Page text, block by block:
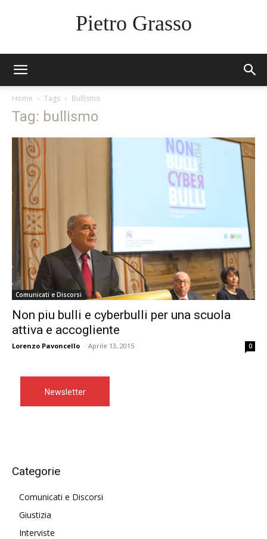
Pietro Grasso
Home Tags Bullismo
Tag: bullismo
Comunicati e Discorsi
Non piu bulli e cyberbulli per una scuola
attiva e accogliente
Lorenzo Pavoncello - Aprile 13, 2015 0
Newsletter
Categorie
Comunicati e Discorsi
Giustizia
Interviste